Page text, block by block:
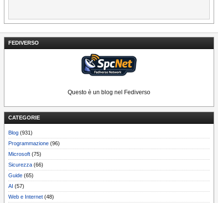
FEDIVERSO
Questo è un blog nel Fediverso
CATEGORIE
Blog (931)
Programmazione (96)
Microsoft (75)
Sicurezza (66)
Guide (65)
AI (57)
Web e Internet (48)